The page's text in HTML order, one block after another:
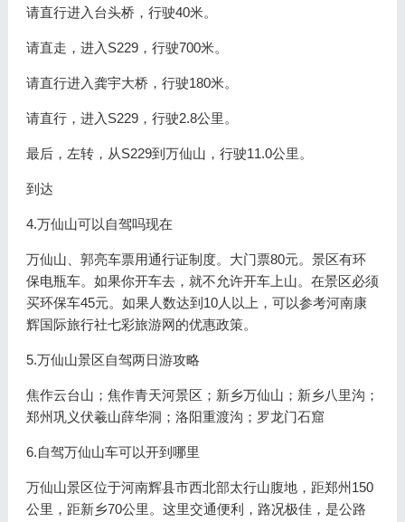
请直行进入台头桥，行驶40米。
请直走，进入S229，行驶700米。
请直行进入龚宇大桥，行驶180米。
请直行，进入S229，行驶2.8公里。
最后，左转，从S229到万仙山，行驶11.0公里。
到达
4.万仙山可以自驾吗现在
万仙山、郭亮车票用通行证制度。大门票80元。景区有环
保电瓶车。如果你开车去，就不允许开车上山。在景区必须
买环保车45元。如果人数达到10人以上，可以参考河南康
辉国际旅行社七彩旅游网的优惠政策。
5.万仙山景区自驾两日游攻略
焦作云台山；焦作青天河景区；新乡万仙山；新乡八里沟；
郑州巩义伏羲山薛华洞；洛阳重渡沟；罗龙门石窟
6.自驾万仙山车可以开到哪里
万仙山景区位于河南辉县市西北部太行山腹地，距郑州150
公里，距新乡70公里。这里交通便利，路况极佳，是公路